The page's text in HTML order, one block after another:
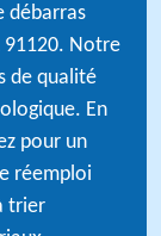
débarras
91120. Notre
de qualité
En
pour un
réemploi
trier